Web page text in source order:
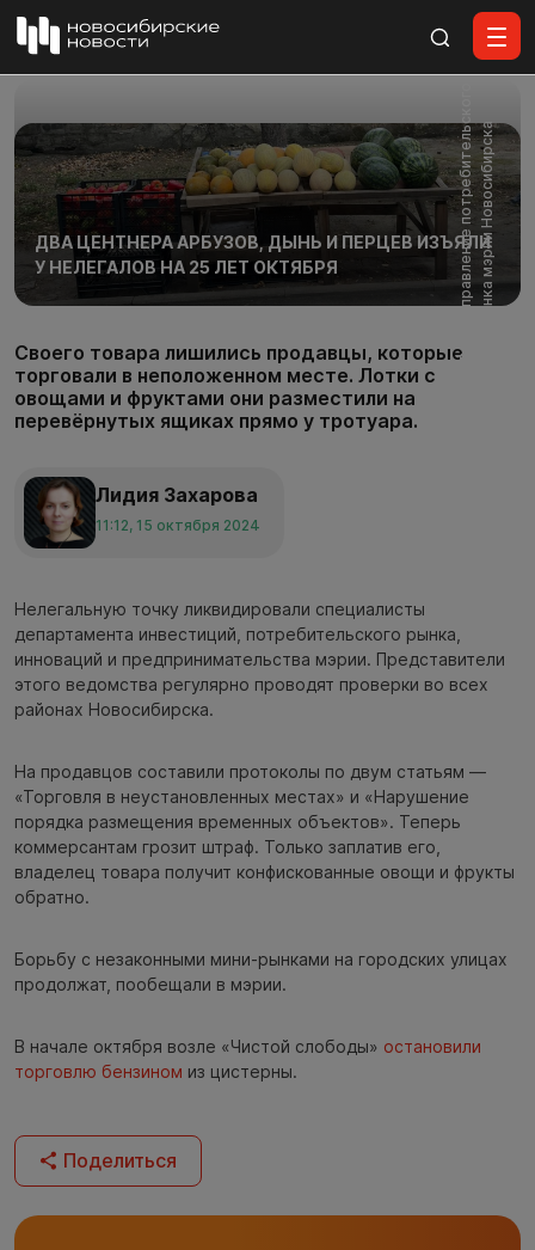
Ф
о
т
о
:
у
п
р
а
в
л
е
н
и
е
п
о
т
р
е
б
и
т
е
л
ь
с
к
о
г
о
р
ы
н
к
а
м
э
р
и
и
Н
о
в
о
с
и
б
и
р
с
ка
ДВА ЦЕНТНЕРА АРБУЗОВ, ДЫНЬ И ПЕРЦЕВ ИЗЪЯЛИ
У НЕЛЕГАЛОВ НА 25 ЛЕТ ОКТЯБРЯ
Своего товара лишились продавцы, которые
торговали в неположенном месте. Лотки с
овощами и фруктами они разместили на
перевёрнутых ящиках прямо у тротуара.
Лидия Захарова
11:12, 15 октября 2024
Нелегальную точку ликвидировали специалисты
департамента инвестиций, потребительского рынка,
инноваций и предпринимательства мэрии. Представители
этого ведомства регулярно проводят проверки во всех
районах Новосибирска.
На продавцов составили протоколы по двум статьям —
«Торговля в неустановленных местах» и «Нарушение
порядка размещения временных объектов». Теперь
коммерсантам грозит штраф. Только заплатив его,
владелец товара получит конфискованные овощи и фрукты
обратно.
Борьбу с незаконными мини-рынками на городских улицах
продолжат, пообещали в мэрии.
В начале октября возле «Чистой слободы» остановили
торговлю бензином из цистерны.
Поделиться